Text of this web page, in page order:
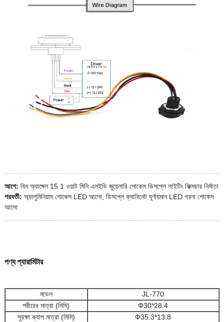
আগে: বিম অ্যাঙ্গেল 15 1 ওয়াট মিনি এলইডি জুয়েলারি শোকেস ডিসপ্লে লাইটিং ফিক্সচার নির্মাতা
পরবর্তী: অ্যালুমিনিয়াম শোকেস LED আলো, ডিসপ্লে ক্যাবিনেট ঘূর্ণায়মান LED গয়না শোকেস
আলো
পণ্য প্যারামিটার
মডেল
JL-770
শরীরের মাত্রা (মিমি)
Φ30*28.4
সুরক্ষা ক্যাপ মাত্রা (মিমি)
Φ35.3*13.8